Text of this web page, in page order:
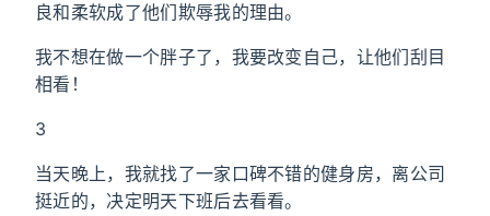
良和柔软成了他们欺辱我的理由。
我不想在做一个胖子了，我要改变自己，让他们刮目
相看！
3
当天晚上，我就找了一家口碑不错的健身房，离公司
挺近的，决定明天下班后去看看。